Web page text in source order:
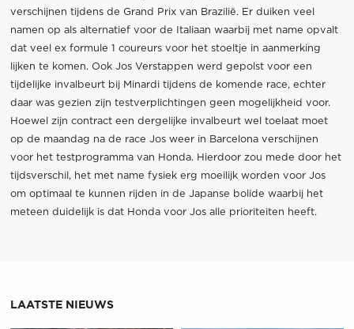
verschijnen tijdens de Grand Prix van Brazilië. Er duiken veel
namen op als alternatief voor de Italiaan waarbij met name opvalt
dat veel ex formule 1 coureurs voor het stoeltje in aanmerking
lijken te komen. Ook Jos Verstappen werd gepolst voor een
tijdelijke invalbeurt bij Minardi tijdens de komende race, echter
daar was gezien zijn testverplichtingen geen mogelijkheid voor.
Hoewel zijn contract een dergelijke invalbeurt wel toelaat moet
op de maandag na de race Jos weer in Barcelona verschijnen
voor het testprogramma van Honda. Hierdoor zou mede door het
tijdsverschil, het met name fysiek erg moeilijk worden voor Jos
om optimaal te kunnen rijden in de Japanse bolide waarbij het
meteen duidelijk is dat Honda voor Jos alle prioriteiten heeft.
LAATSTE NIEUWS